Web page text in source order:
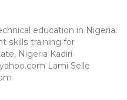
education in Nigeria:
skills training for
Nigeria Kadiri
Lami Selle